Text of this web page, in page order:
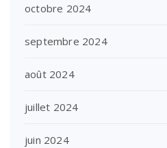
octobre 2024
septembre 2024
août 2024
juillet 2024
juin 2024